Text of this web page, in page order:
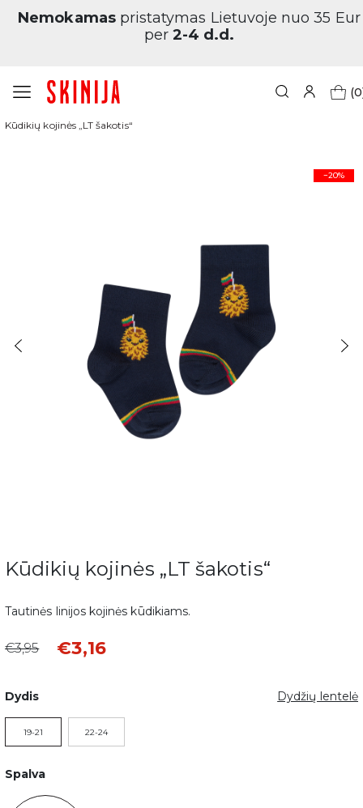
Nemokamaspristatymas Lietuvoje nuo 35 Eur
per 2-4 d.d.
Pagrindinis Dovanai
Kūdikių kojinės „LT šakotis“
−20%
Kūdikių kojinės „LT šakotis“
Tautinės linijos kojinės kūdikiams.
€3,95 €3,16
Dydis Dydžių lentelė
19-21 22-24
Spalva